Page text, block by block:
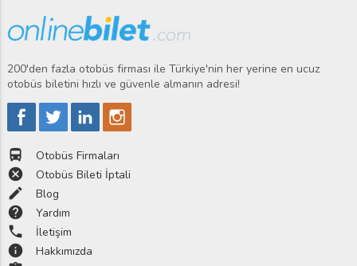
200'den fazla otobüs firması ile Türkiye'nin her yerine en ucuz
otobüs biletini hızlı ve güvenle almanın adresi!
directions_bus Otobüs Firmaları
cancel Otobüs Bileti İptali
edit Blog
help Yardım
phone İletişim
info Hakkımızda